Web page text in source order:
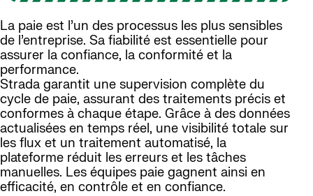
La paie est l’un des processus les plus sensibles
de l’entreprise. Sa fiabilité est essentielle pour
assurer la confiance, la conformité et la
performance.
Strada garantit une supervision complète du
cycle de paie, assurant des traitements précis et
conformes à chaque étape. Grâce à des données
actualisées en temps réel, une visibilité totale sur
les flux et un traitement automatisé, la
plateforme réduit les erreurs et les tâches
manuelles. Les équipes paie gagnent ainsi en
efficacité, en contrôle et en confiance.